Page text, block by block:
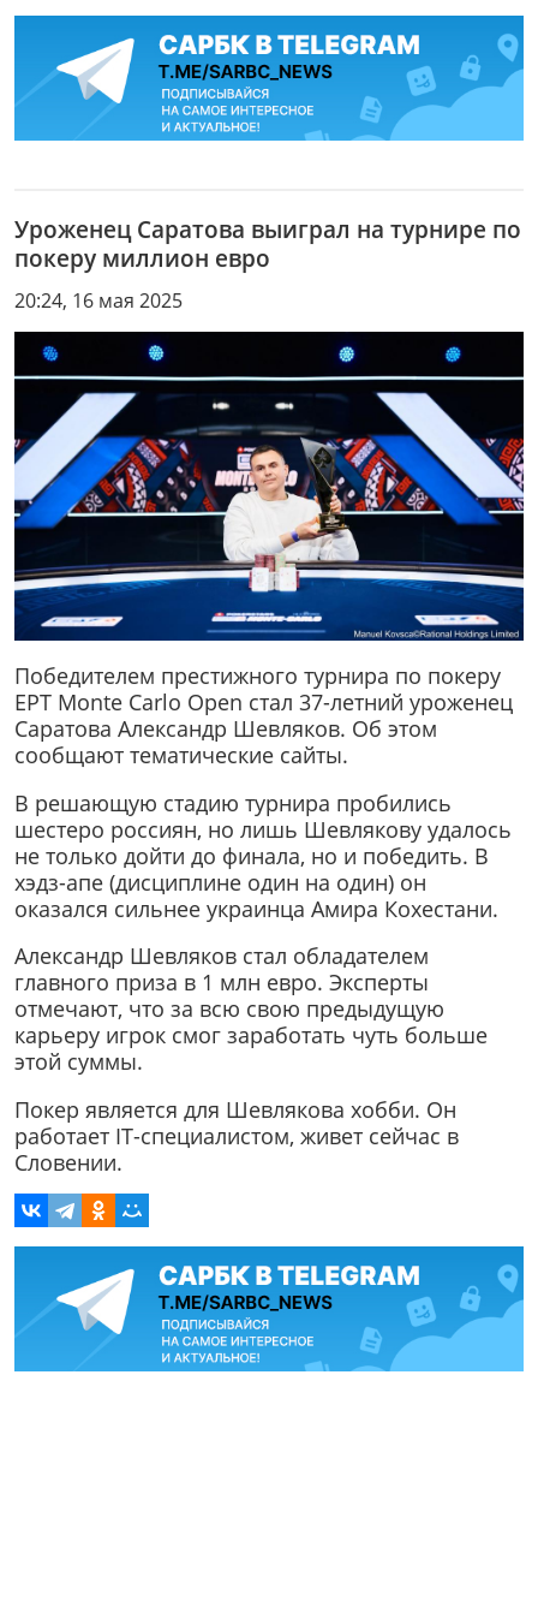
Уроженец Саратова выиграл на турнире по
покеру миллион евро
20:24, 16 мая 2025
Победителем престижного турнира по покеру
EPT Monte Carlo Open стал 37-летний уроженец
Саратова Александр Шевляков. Об этом
сообщают тематические сайты.
В решающую стадию турнира пробились
шестеро россиян, но лишь Шевлякову удалось
не только дойти до финала, но и победить. В
хэдз-апе (дисциплине один на один) он
оказался сильнее украинца Амира Кохестани.
Александр Шевляков стал обладателем
главного приза в 1 млн евро. Эксперты
отмечают, что за всю свою предыдущую
карьеру игрок смог заработать чуть больше
этой суммы.
Покер является для Шевлякова хобби. Он
работает IT-специалистом, живет сейчас в
Словении.